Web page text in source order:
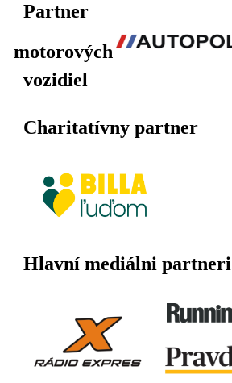
Partner
motorových
vozidiel
Charitatívny partner
Hlavní mediálni partneri